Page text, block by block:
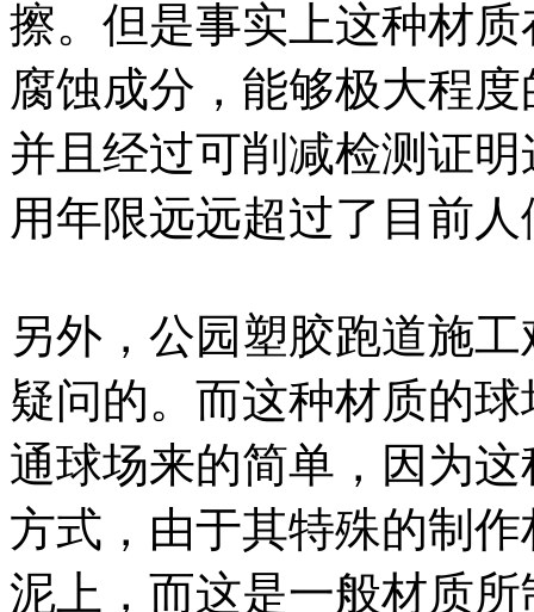
擦。但是事实上这种材
腐蚀成分，能够极大程
并且经过可削减检测证
用年限远远超过了目前
另外，公园塑胶跑道施
疑问的。而这种材质的
通球场来的简单，因为
方式，由于其特殊的制
泥上，而这是一般材质